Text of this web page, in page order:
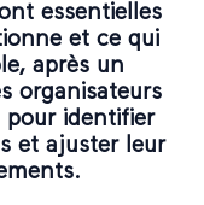
essentielles
et ce qui
après un
organisateurs
pour identifier
et ajuster leur